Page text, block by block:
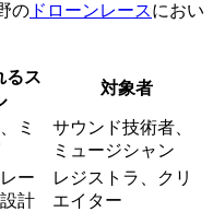
の ドローンレースにおい
るス
対象者
ミ
サウンド技術者、
ミュージシャン
ー
計
レジストラ、クリ
エイター